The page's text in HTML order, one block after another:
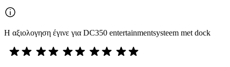
Η αξιολογηση έγινε για DC350 entertainmentsysteem met dock